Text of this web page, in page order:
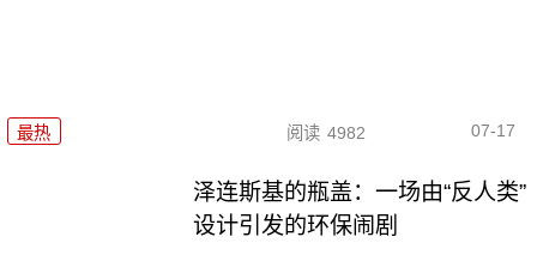
最热 阅读 4982 07-17
泽连斯基的瓶盖：一场由“反人类”
设计引发的环保闹剧